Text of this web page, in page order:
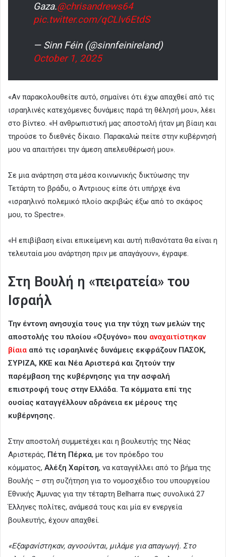
Gaza.@chrisandrews64
pic.twitter.com/qCLIv6EtdS
— Sinn Féin (@sinnfeinireland)
October 1, 2025
«Αν παρακολουθείτε αυτό, σημαίνει ότι έχω απαχθεί από τις
ισραηλινές κατεχόμενες δυνάμεις παρά τη θέλησή μου», λέει
στο βίντεο. «Η ανθρωπιστική μας αποστολή ήταν μη βίαιη και
τηρούσε το διεθνές δίκαιο. Παρακαλώ πείτε στην κυβέρνησή
μου να απαιτήσει την άμεση απελευθέρωσή μου».
Σε μια ανάρτηση στα μέσα κοινωνικής δικτύωσης την
Τετάρτη το βράδυ, ο Άντριους είπε ότι υπήρχε ένα
«ισραηλινό πολεμικό πλοίο ακριβώς έξω από το σκάφος
μου, το Spectre».
«Η επιβίβαση είναι επικείμενη και αυτή πιθανότατα θα είναι η
τελευταία μου ανάρτηση πριν με απαγάγουν», έγραψε.
Στη Βουλή η «πειρατεία» του
Ισραήλ
Την έντονη ανησυχία τους για την τύχη των μελών της
αποστολής του πλοίου «Οξυγόνο» που αναχαιτίστηκαν
βίαια από τις ισραηλινές δυνάμεις εκφράζουν ΠΑΣΟΚ,
ΣΥΡΙΖΑ, ΚΚΕ και Νέα Αριστερά και ζητούν την
παρέμβαση της κυβέρνησης για την ασφαλή
επιστροφή τους στην Ελλάδα. Τα κόμματα επί της
ουσίας καταγγέλλουν αδράνεια εκ μέρους της
κυβέρνησης.
Στην αποστολή συμμετέχει και η βουλευτής της Νέας
Αριστεράς, Πέτη Πέρκα, με τον πρόεδρο του
κόμματος, Αλέξη Χαρίτση, να καταγγέλλει από το βήμα της
Βουλής – στη συζήτηση για το νομοσχέδιο του υπουργείου
Εθνικής Άμυνας για την τέταρτη Belharra πως συνολικά 27
Έλληνες πολίτες, ανάμεσά τους και μία εν ενεργεία
βουλευτής, έχουν απαχθεί.
«Εξαφανίστηκαν, αγνοούνται, μιλάμε για απαγωγή. Στο